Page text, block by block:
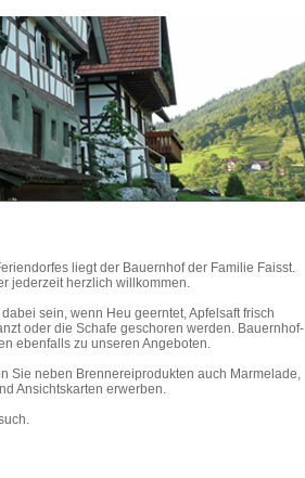
liegt der Bauernhof der Familie Faisst.
jederzeit herzlich willkommen.
sein, wenn Heu geerntet, Apfelsaft frisch
oder die Schafe geschoren werden. Bauernhof-
ebenfalls zu unseren Angeboten.
Sie neben Brennereiprodukten auch Marmelade,
Ansichtskarten erwerben.